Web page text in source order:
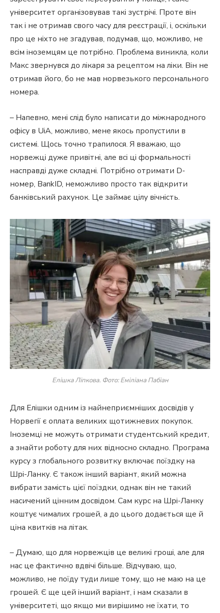
університет організовував такі зустрічі. Проте він
так і не отримав свого часу для реєстрації, і, оскільки
про це ніхто не згадував, подумав, що, можливо, не
всім іноземцям це потрібно. Проблема виникла, коли
Макс звернувся до лікаря за рецептом на ліки. Він не
отримав його, бо не мав норвезького персонального
номера.
– Напевно, мені слід було написати до міжнародного
офісу в UiA, можливо, мене якось пропустили в
системі. Щось точно трапилося. Я вважаю, що
норвежці дуже привітні, але всі ці формальності
насправді дуже складні. Потрібно отримати D-
номер, BankID, неможливо просто так відкрити
банківський рахунок. Це займає цілу вічність.
Елішка Ліпкова. Фото: Еміліана Пабіан
Для Елішки одним із найнеприємніших досвідів у
Норвегії є оплата великих щотижневих покупок.
Іноземці не можуть отримати студентський кредит,
а знайти роботу для них відносно складно. Програма
курсу з глобального розвитку включає поїздку на
Шрі-Ланку. Є також інший варіант, який можна
вибрати замість цієї поїздки, однак він не такий
насичений цінним досвідом. Сам курс на Шрі-Ланку
коштує чималих грошей, а до цього додається ще й
ціна квитків на літак.
– Думаю, що для норвежців це великі гроші, але для
нас це фактично вдвічі більше. Відчуваю, що,
можливо, не поїду туди лише тому, що не маю на це
грошей. Є ще цей інший варіант, і нам сказали в
університеті, що якщо ми вирішимо не їхати, то